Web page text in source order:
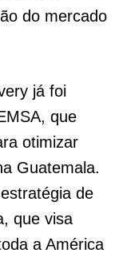
do mercado
já foi
que
otimizar
Guatemala.
de
que visa
a América